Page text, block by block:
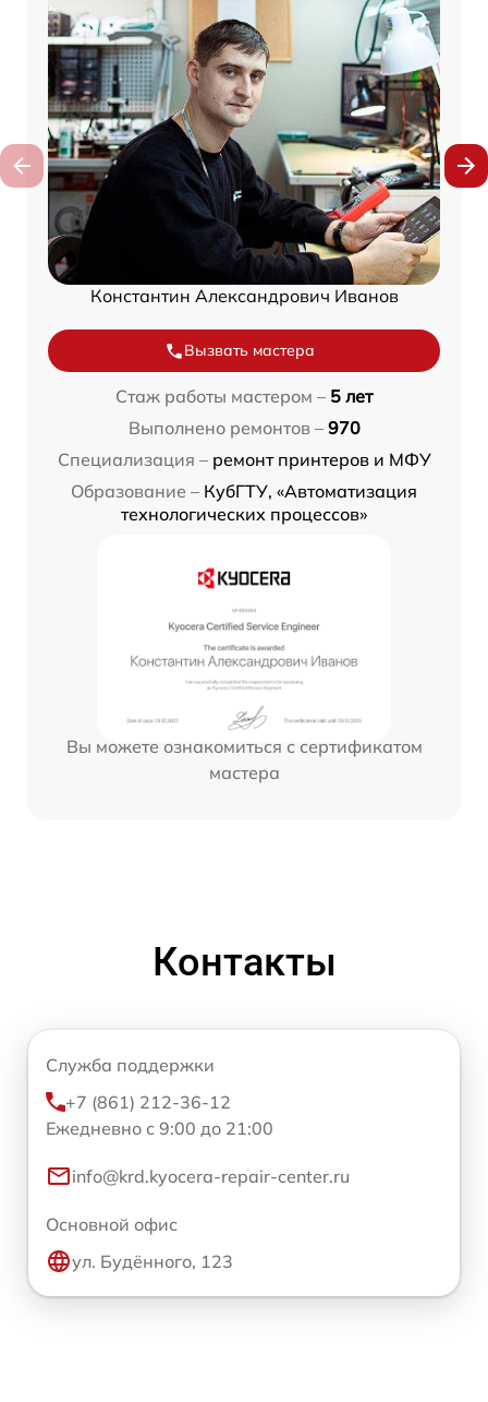
Константин Александрович Иванов
Вызвать мастера
Стаж работы мастером – 5 лет
Выполнено ремонтов – 970
Специализация – ремонт принтеров и МФУ
Образование – КубГТУ, «Автоматизация
технологических процессов»
Вы можете ознакомиться с сертификатом
мастера
Контакты
Служба поддержки
+7 (861) 212-36-12
Ежедневно с 9:00 до 21:00
info@krd.kyocera-repair-center.ru
Основной офис
ул. Будённого, 123